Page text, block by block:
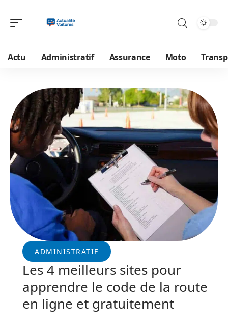
Actu Administratif Assurance Moto
ADMINISTRATIF
Les 4 meilleurs sites pour
apprendre le code de la route
en ligne et gratuitement